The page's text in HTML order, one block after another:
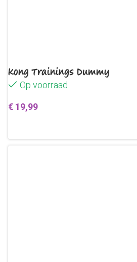
Kong Trainings Dummy
Op voorraad
€ 19,99